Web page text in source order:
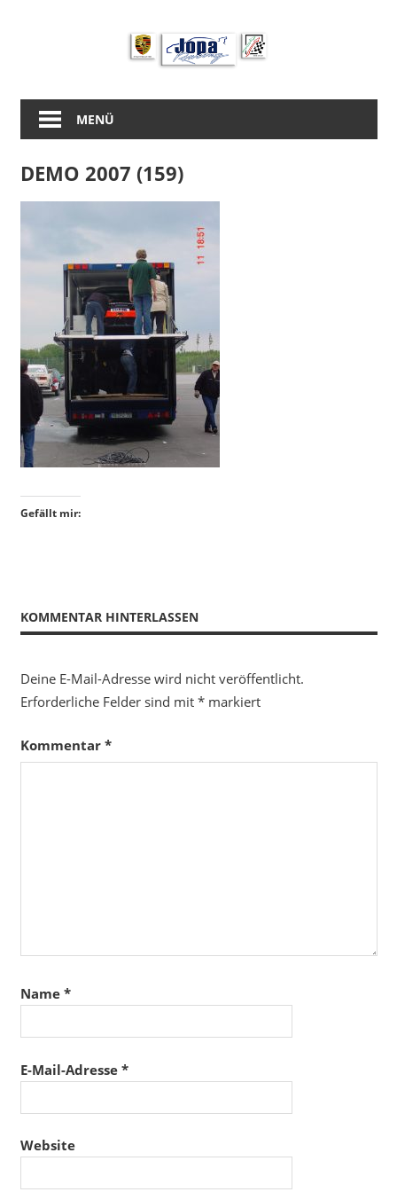
MENÜ
DEMO 2007 (159)
Gefällt mir:
KOMMENTAR HINTERLASSEN
Deine E-Mail-Adresse wird nicht veröffentlicht.
Erforderliche Felder sind mit *markiert
Kommentar *
Name *
E-Mail-Adresse *
Website